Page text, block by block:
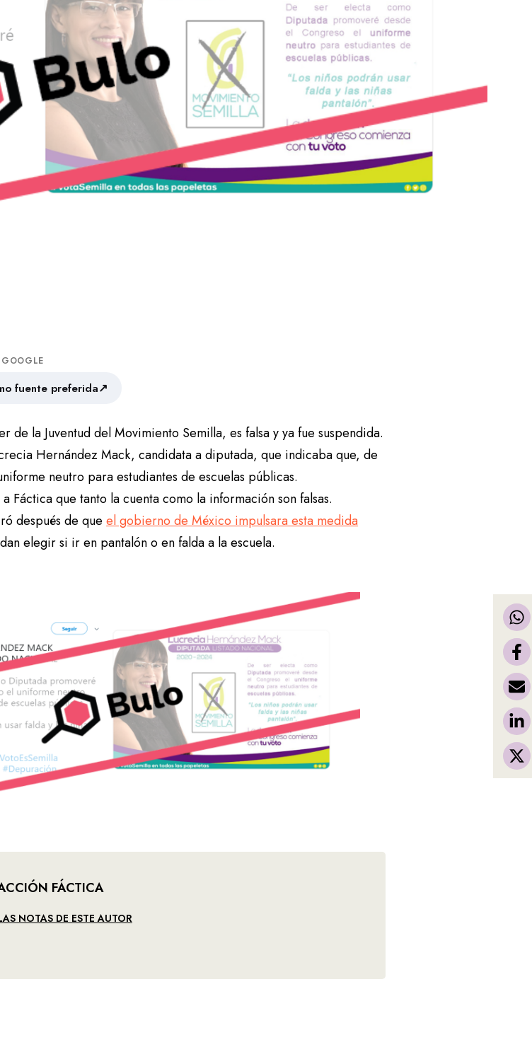
fuente preferida↗
de la Juventud del Movimiento Semilla, es falsa y ya fue suspendida.
Hernández Mack, candidata a diputada, que indicaba que, de
neutro para estudiantes de escuelas públicas.
Fáctica que tanto la cuenta como la información son falsas.
después de queel gobierno de México impulsara esta medida
elegir si ir en pantalón o en falda a la escuela.
FÁCTICA
NOTAS DE ESTE AUTOR